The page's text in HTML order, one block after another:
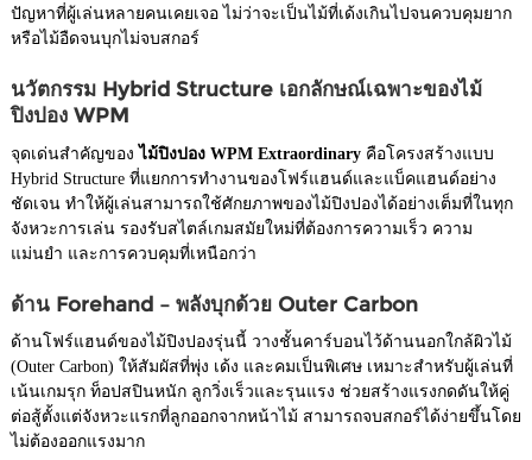
ปัญหาที่ผู้เล่นหลายคนเคยเจอ ไม่ว่าจะเป็นไม้ที่เด้งเกินไปจนควบคุมยาก
หรือไม้อืดจนบุกไม่จบสกอร์
นวัตกรรม Hybrid Structure เอกลักษณ์เฉพาะของไม้
ปิงปอง WPM
จุดเด่นสำคัญของไม้ปิงปอง WPM Extraordinary คือโครงสร้างแบบ
Hybrid Structure ที่แยกการทำงานของโฟร์แฮนด์และแบ็คแฮนด์อย่าง
ชัดเจน ทำให้ผู้เล่นสามารถใช้ศักยภาพของไม้ปิงปองได้อย่างเต็มที่ในทุก
จังหวะการเล่น รองรับสไตล์เกมสมัยใหม่ที่ต้องการความเร็ว ความ
แม่นยำ และการควบคุมที่เหนือกว่า
ด้าน Forehand – พลังบุกด้วย Outer Carbon
ด้านโฟร์แฮนด์ของไม้ปิงปองรุ่นนี้ วางชั้นคาร์บอนไว้ด้านนอกใกล้ผิวไม้
(Outer Carbon) ให้สัมผัสที่พุ่ง เด้ง และคมเป็นพิเศษ เหมาะสำหรับผู้เล่นที่
เน้นเกมรุก ท็อปสปินหนัก ลูกวิ่งเร็วและรุนแรง ช่วยสร้างแรงกดดันให้คู่
ต่อสู้ตั้งแต่จังหวะแรกที่ลูกออกจากหน้าไม้ สามารถจบสกอร์ได้ง่ายขึ้นโดย
ไม่ต้องออกแรงมาก